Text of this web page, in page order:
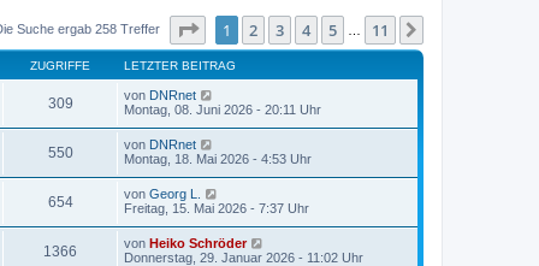
Suche ergab 258 Treffer Seite von11
1 2 3 4 5 11
ZUGRIFFE LETZTER BEITRAG
309 von DNRnet
Montag, 08. Juni 2026 - 20:11 Uhr
550 von DNRnet
Montag, 18. Mai 2026 - 4:53 Uhr
654 von Georg L.
Freitag, 15. Mai 2026 - 7:37 Uhr
1366 von Heiko Schröder
Donnerstag, 29. Januar 2026 - 11:02 Uhr